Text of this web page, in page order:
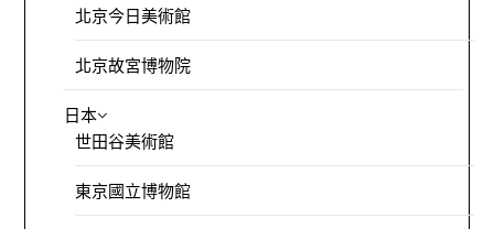
北京今日美術館
北京故宮博物院
日本
世田谷美術館
東京國立博物館